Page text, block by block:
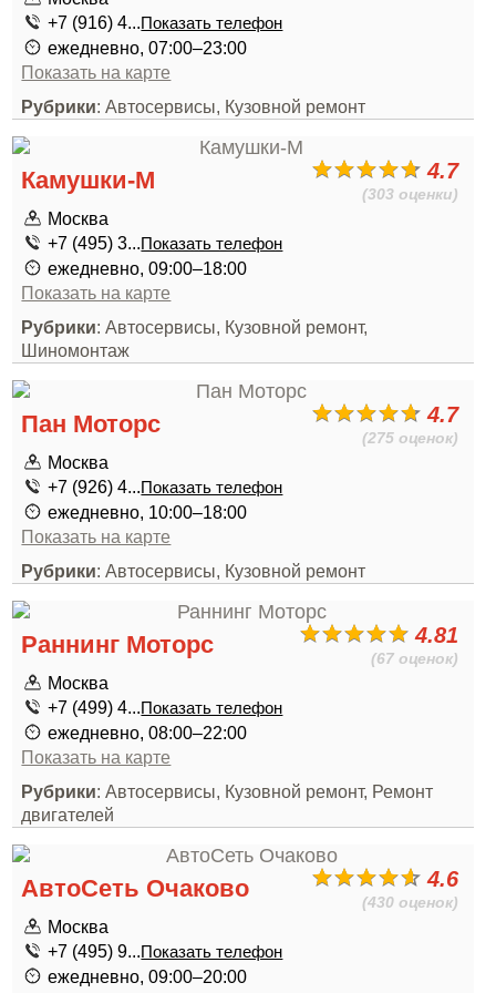
+7 (916) 4...Показать телефон
ежедневно, 07:00–23:00
Показать на карте
Рубрики: Автосервисы, Кузовной ремонт
4.7
(303 оценки)
Камушки-М
Москва
+7 (495) 3...Показать телефон
ежедневно, 09:00–18:00
Показать на карте
Рубрики: Автосервисы, Кузовной ремонт,
Шиномонтаж
4.7
(275 оценок)
Пан Моторс
Москва
+7 (926) 4...Показать телефон
ежедневно, 10:00–18:00
Показать на карте
Рубрики: Автосервисы, Кузовной ремонт
4.81
(67 оценок)
Раннинг Моторс
Москва
+7 (499) 4...Показать телефон
ежедневно, 08:00–22:00
Показать на карте
Рубрики: Автосервисы, Кузовной ремонт, Ремонт
двигателей
4.6
(430 оценок)
АвтоСеть Очаково
Москва
+7 (495) 9...Показать телефон
ежедневно, 09:00–20:00